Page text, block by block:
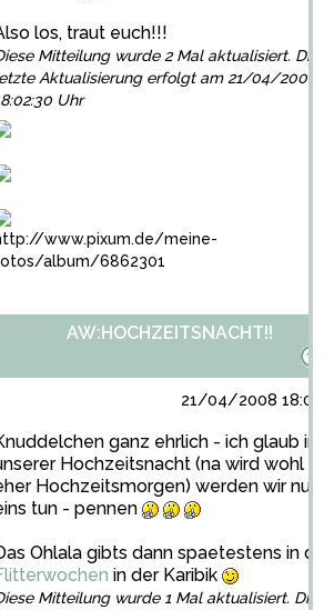
los, traut euch!!!
Mitteilung wurde 2 Mal aktualisiert. Die
Aktualisierung erfolgt am 21/04/2008
Uhr
www.pixum.de/meine-
album/6862301
AW:HOCHZEITSNACHT!!
21/04/2008
ganz ehrlich - ich glaub in
Hochzeitsnacht (na wird wohl
Hochzeitsmorgen) werden wir nur
tun - pennen
Ohlala gibts dann spaetestens in
in der Karibik
Mitteilung wurde 1 Mal aktualisiert. Die